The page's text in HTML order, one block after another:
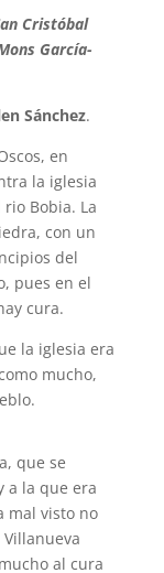
Cristóbal
García-
Sánchez.
en
la iglesia
Bobia. La
con un
del
pues en el
cura.
la iglesia era
mucho,
que se
a la que era
mal visto no
al cura